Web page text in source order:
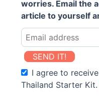
worries. Email the
article to yourself
SEND IT!
I agree to
Thailand Starter